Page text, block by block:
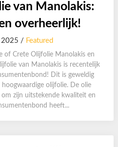
van Manolakis:
overheerlijk!
2025 / Featured
of Crete Olijfolie Manolakis en
van Manolakis is recentelijk
Dit is geweldig
olijfolie. De olie
zijn uitstekende kwaliteit en
heeft...